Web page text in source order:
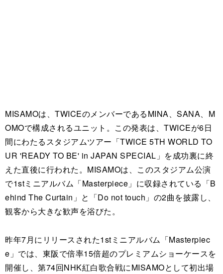
MISAMOは、TWICEのメンバーであるMINA、SANA、M
OMOで構成されるユニット。この発表は、TWICEが6日
間にわたるスタジアムツアー「TWICE 5TH WORLD TO
UR 'READY TO BE' in JAPAN SPECIAL」を成功裏に終
えた直後に行われた。MISAMOは、このスタジアム公演
で1stミニアルバム「Masterpiece」に収録されている「B
ehind The Curtain」と「Do not touch」の2曲を披露し、
観客から大きな歓声を浴びた。
昨年7月にリリースされた1stミニアルバム「Masterpiec
e」では、東阪で倍率15倍超のプレミアムショーケースを
開催し、第74回NHK紅白歌合戦にMISAMOとして初出場